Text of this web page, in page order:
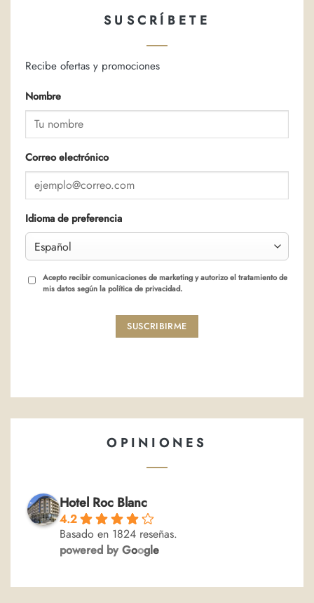
SUSCRÍBETE
Recibe ofertas y promociones
Nombre
Correo electrónico
Idioma de preferencia
Acepto recibir comunicaciones de marketing y autorizo el tratamiento de
mis datos según la política de privacidad.
SUSCRIBIRME
OPINIONES
Hotel Roc Blanc
4.2
Basado en 1824 reseñas.
powered byGoogle